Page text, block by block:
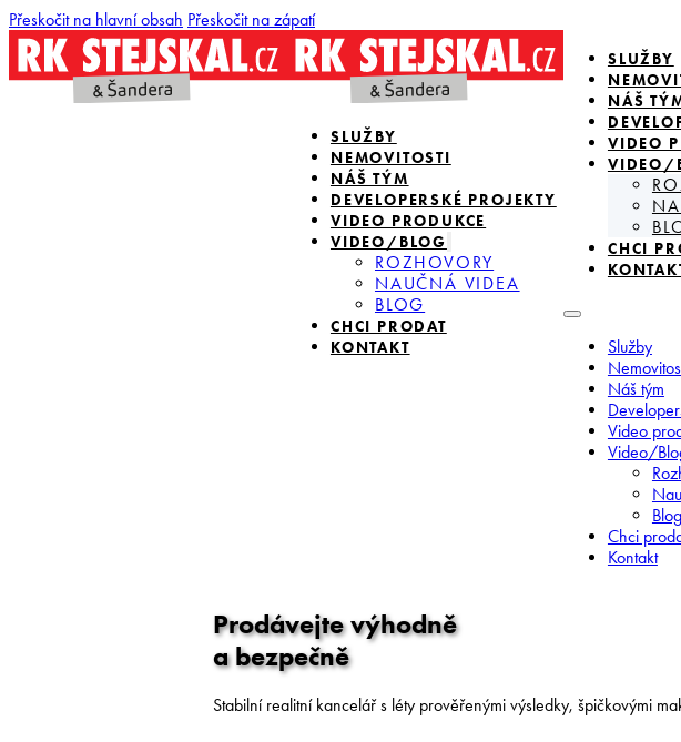
Přeskočit na hlavní obsah Přeskočit na zápatí
SLUŽBY
NEMOVITOSTI
NÁŠ TÝM
DEVELOPERSKÉ PROJEKTY
VIDEO PRODUKCE
VIDEO/BLOG
ROZHOVORY
NAUČNÁ VIDEA
BLOG
CHCI PRODAT
KONTAKT
SLUŽBY
NÁŠ
VIDEO
VIDEO/
CHCI
Služby
Náš tým
Video
Video/
Blog
Chci
Kontakt
Prodávejte výhodně
a bezpečně
Stabilní realitní kancelář s léty prověřenými výsledky, špičkovými